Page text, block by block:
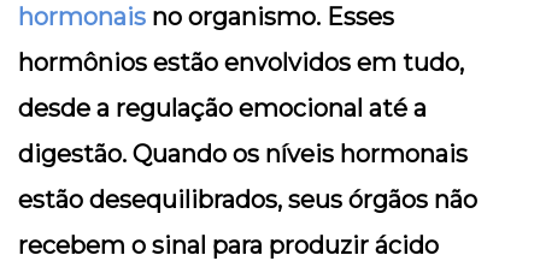
hormonais no organismo. Esses
hormônios estão envolvidos em tudo,
desde a regulação emocional até a
digestão. Quando os níveis hormonais
estão desequilibrados, seus órgãos não
recebem o sinal para produzir ácido